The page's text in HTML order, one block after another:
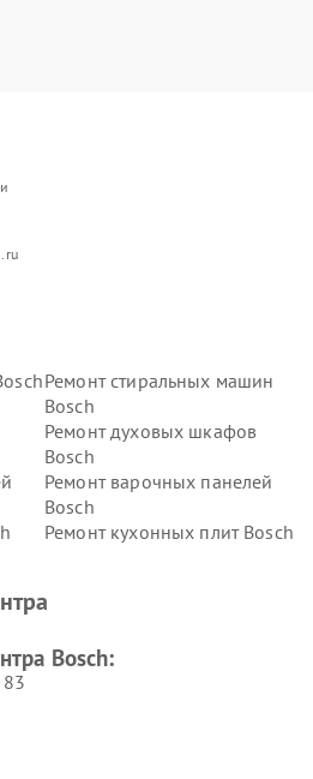
Ремонт стиральных машин
Bosch
Ремонт духовых шкафов
Bosch
Ремонт варочных панелей
Bosch
Ремонт кухонных плит Bosch
Ремонт морозильных камер
Bosch:
83